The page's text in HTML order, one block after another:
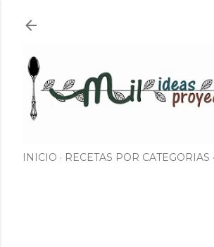
INICIO RECETAS POR CATEGORIAS